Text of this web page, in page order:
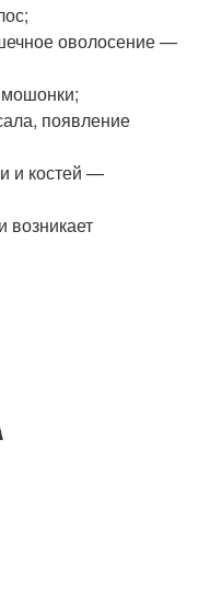
оволосение —
мошонки;
появление
и костей —
возникает